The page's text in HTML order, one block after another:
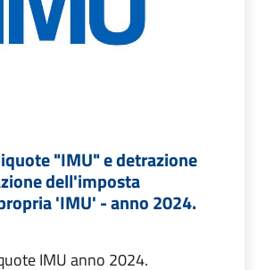
"IMU" e detrazione
dell'imposta
'IMU' - anno 2024.
IMU anno 2024.